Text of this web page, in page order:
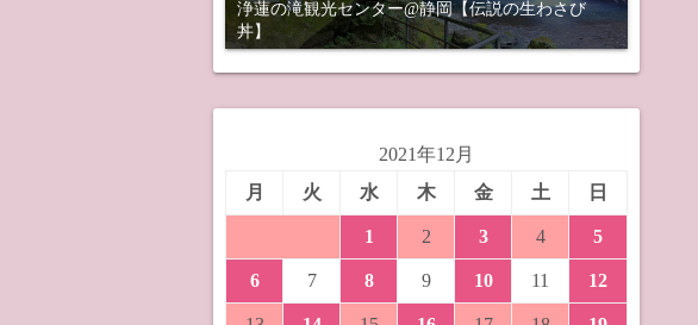
浄蓮の滝観光センター@静岡【伝説の生わさび
丼】
2021年12月
月
火 水 木 金 土 日
1 2 3 4 5
6 7 8 9 10 11 12